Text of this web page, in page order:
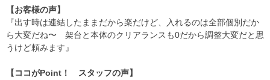
【お客様の声】
『出す時は連結したままだから楽だけど、入れるのは全部個別だか
ら大変だね〜 架台と本体のクリアランスも0だから調整大変だと思
うけど頼みます』
【ココがPoint！ スタッフの声】